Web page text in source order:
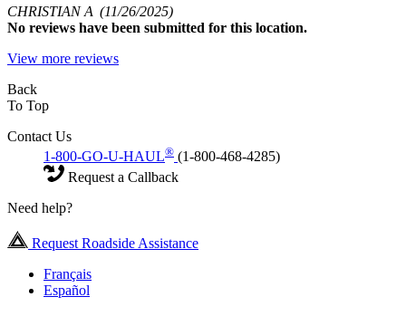
CHRISTIAN A (11/26/2025)
No reviews have been submitted for this location.
View more reviews
Back
To Top
Contact Us
1-800-GO-U-HAUL® (1-800-468-4285)
Request a Callback
Need help?
Request Roadside Assistance
Français
Español